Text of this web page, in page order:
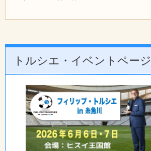
トルシエ・イベントページ